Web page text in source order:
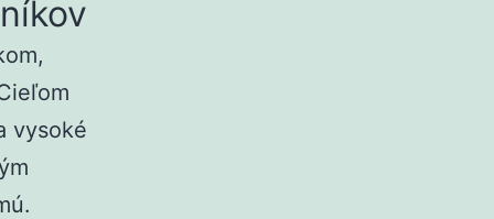
vysoké